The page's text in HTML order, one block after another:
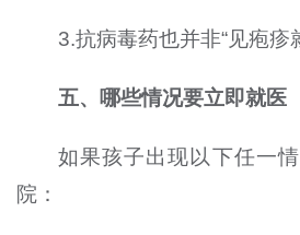
3.抗病毒药也并非“见疱疹
五、哪些情况要立即就医
如果孩子出现以下任一
院：